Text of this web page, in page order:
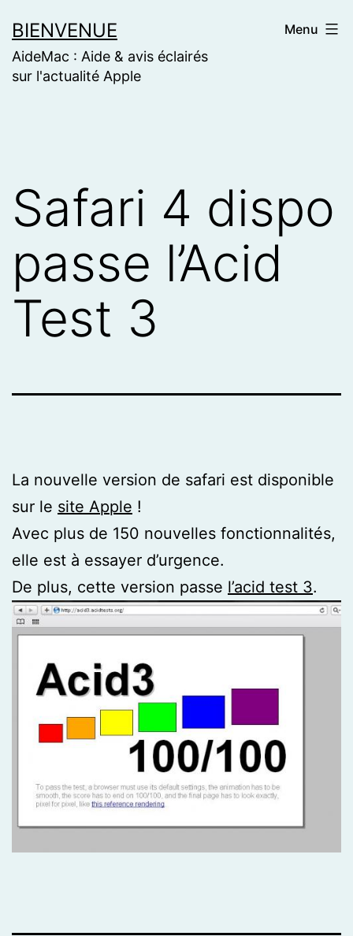
to
content
BIENVENUE
AideMac : Aide & avis éclairés
sur l'actualité Apple
Menu
Safari 4 dispo
passe l’Acid
Test 3
La nouvelle version de safari est disponible
sur le site Apple !
Avec plus de 150 nouvelles fonctionnalités,
elle est à essayer d’urgence.
De plus, cette version passe l’acid test 3.